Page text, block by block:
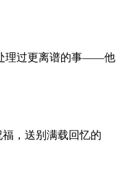
理过更离谱的事——他
，送别满载回忆的